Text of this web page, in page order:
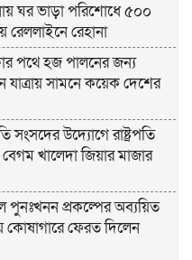
ঘর ভাড়া পরিশোধে ৫০০
রেললাইনে রেহানা
পথে হজ পালনের জন্য
যাত্রায় সামনে কয়েক দেশের
সংসদের উদ্যোগে রাষ্ট্রপতি
বেগম খালেদা জিয়ার মাজার
পুনঃখনন প্রকল্পের অব্যয়িত
কোষাগারে ফেরত দিলেন